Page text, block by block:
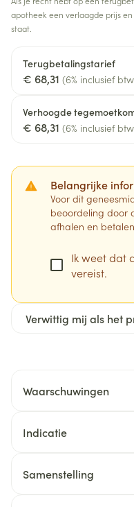
apotheek een verlaagde prijs
staat.
Terugbetalingstarief
€ 68,31 (6% inclusief
Verhoogde
€ 68,31 (6% inclusief
Belangrijke
Voor dit
beoordeling door
afhalen en
Ik weet dat
vereist.
Verwittig mij als het
Waarschuwingen
Indicatie
Samenstelling